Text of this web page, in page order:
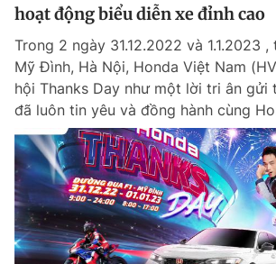
hoạt động biểu diễn xe đỉnh cao
Trong 2 ngày 31.12.2022 và 1.1.2023
Mỹ Đình, Hà Nội, Honda Việt Nam
hội Thanks Day như một lời tri ân gửi
đã luôn tin yêu và đồng hành cùng